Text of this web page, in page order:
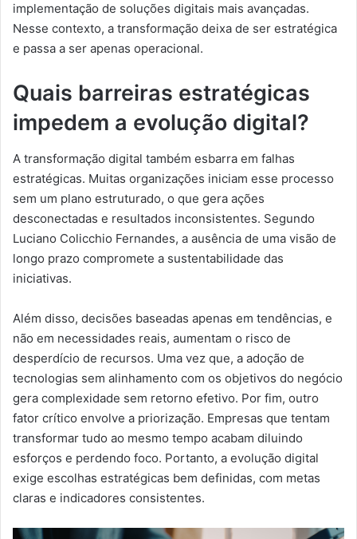
implementação de soluções digitais mais avançadas.
Nesse contexto, a transformação deixa de ser estratégica
e passa a ser apenas operacional.
Quais barreiras estratégicas
impedem a evolução digital?
A transformação digital também esbarra em falhas
estratégicas. Muitas organizações iniciam esse processo
sem um plano estruturado, o que gera ações
desconectadas e resultados inconsistentes. Segundo
Luciano Colicchio Fernandes, a ausência de uma visão de
longo prazo compromete a sustentabilidade das
iniciativas.
Além disso, decisões baseadas apenas em tendências, e
não em necessidades reais, aumentam o risco de
desperdício de recursos. Uma vez que, a adoção de
tecnologias sem alinhamento com os objetivos do negócio
gera complexidade sem retorno efetivo. Por fim, outro
fator crítico envolve a priorização. Empresas que tentam
transformar tudo ao mesmo tempo acabam diluindo
esforços e perdendo foco. Portanto, a evolução digital
exige escolhas estratégicas bem definidas, com metas
claras e indicadores consistentes.